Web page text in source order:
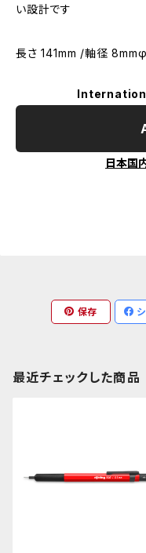
い設計です
長さ 141mm /軸径
日本国
保存
最近チェックした商品